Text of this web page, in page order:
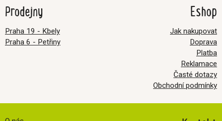
Prodejny
Praha 19 - Kbely
Praha 6 - Petřiny
Eshop
Jak nakupovat
Doprava
Platba
Reklamace
Časté dotazy
Obchodní podmínky